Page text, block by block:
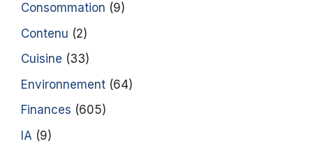
Consommation (9)
Contenu (2)
Cuisine (33)
Environnement (64)
Finances (605)
IA (9)